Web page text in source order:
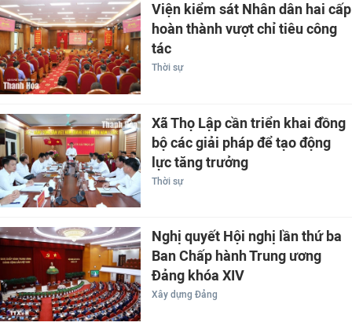
Viện kiểm sát Nhân dân hai cấp
hoàn thành vượt chỉ tiêu công
tác
Thời sự
Xã Thọ Lập cần triển khai đồng
bộ các giải pháp để tạo động
lực tăng trưởng
Thời sự
Nghị quyết Hội nghị lần thứ ba
Ban Chấp hành Trung ương
Đảng khóa XIV
Xây dựng Đảng